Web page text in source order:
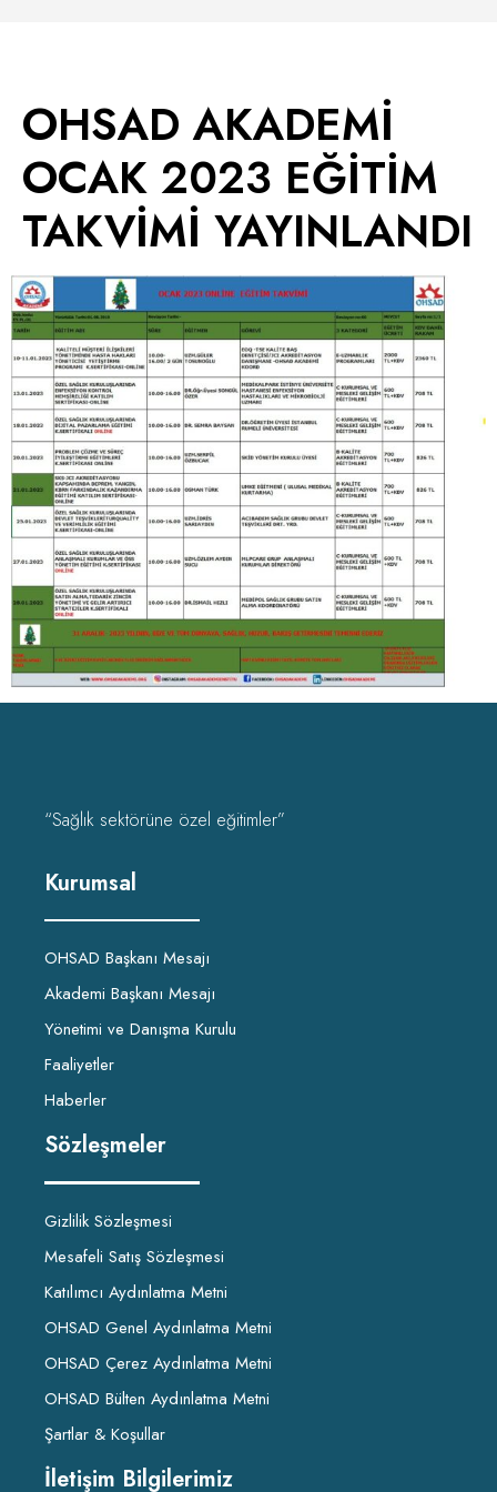
OHSAD AKADEMİ
OCAK 2023 EĞİTİM
TAKVİMİ YAYINLANDI
“Sağlık sektörüne özel eğitimler”
Kurumsal
OHSAD Başkanı Mesajı
Akademi Başkanı Mesajı
Yönetimi ve Danışma Kurulu
Faaliyetler
Haberler
Sözleşmeler
Gizlilik Sözleşmesi
Mesafeli Satış Sözleşmesi
Katılımcı Aydınlatma Metni
OHSAD Genel Aydınlatma Metni
OHSAD Çerez Aydınlatma Metni
OHSAD Bülten Aydınlatma Metni
Şartlar & Koşullar
İletişim Bilgilerimiz